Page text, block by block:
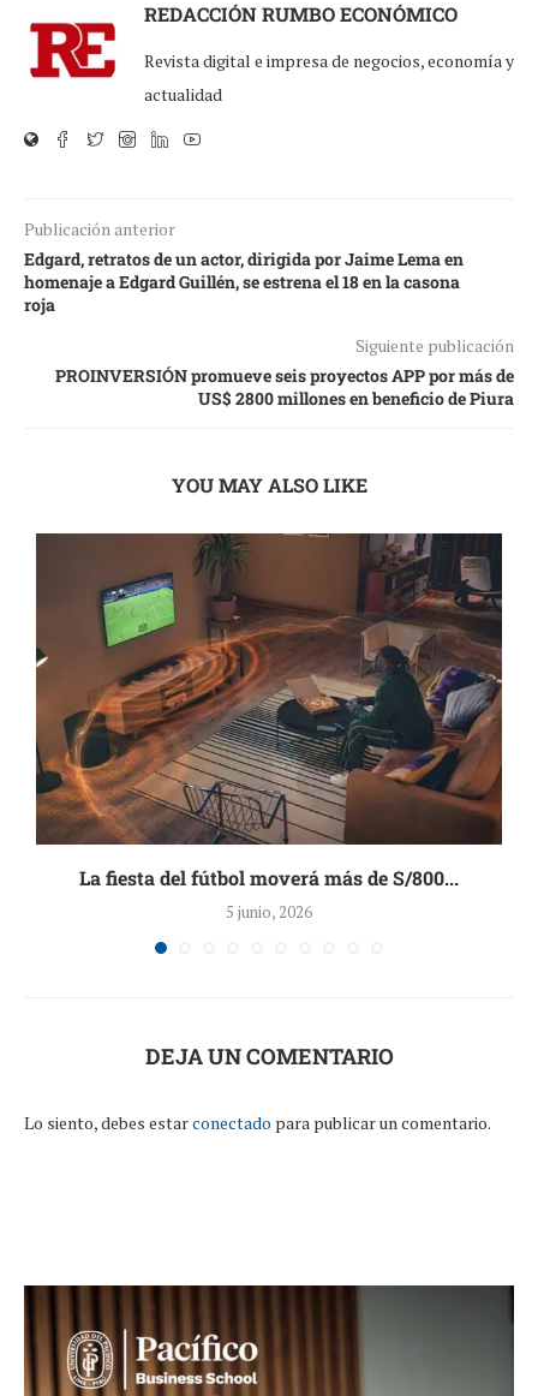
REDACCIÓN RUMBO ECONÓMICO
Revista digital e impresa de negocios, economía y
actualidad
Publicación anterior
Edgard, retratos de un actor, dirigida por Jaime Lema en
homenaje a Edgard Guillén, se estrena el 18 en la casona
roja
Siguiente publicación
PROINVERSIÓN promueve seis proyectos APP por más de
US$ 2800 millones en beneficio de Piura
YOU MAY ALSO LIKE
La fiesta del fútbol moverá más de S/800...
5 junio, 2026
DEJA UN COMENTARIO
Lo siento, debes estarconectado para publicar un comentario.